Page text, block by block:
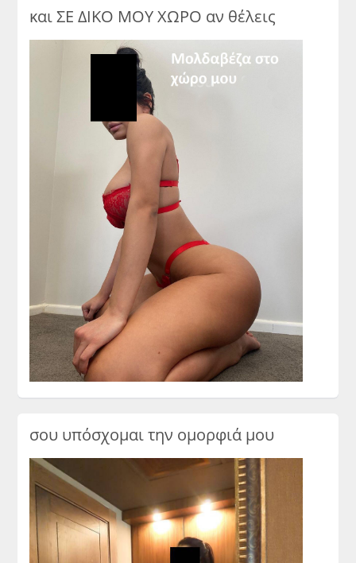
και ΣΕ ΔΙΚΟ ΜΟΥ ΧΩΡΟ αν θέλεις
σου υπόσχομαι την ομορφιά μου